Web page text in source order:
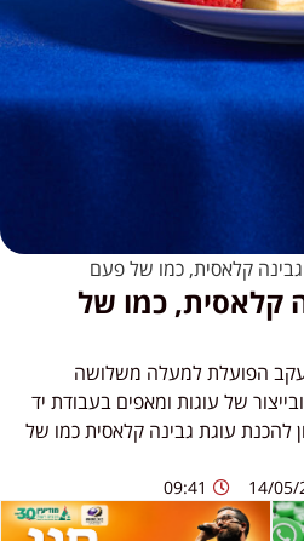
גבינה קלאסית, כמו של פעם
קלאסית, כמו של
הפועלת למעלה משלושה
של עוגות ומאפים בעבודת יד
להכנת עוגת גבינה קלאסית כמו של
14/05/
09:41